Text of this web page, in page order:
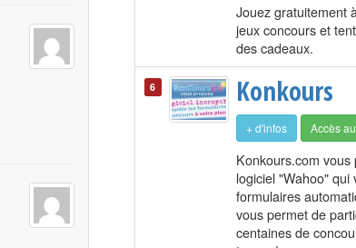
Jouez gratuitement
jeux concours et
des cadeaux.
6 Konkours
+ d'infos Accès
Konkours.com vous
logiciel "Wahoo" qui
formulaires
vous permet de
centaines de